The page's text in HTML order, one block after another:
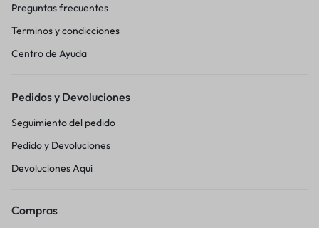
Preguntas frecuentes
Terminos y condicciones
Centro de Ayuda
Pedidos y Devoluciones
Seguimiento del pedido
Pedido y Devoluciones
Devoluciones Aqui
Compras